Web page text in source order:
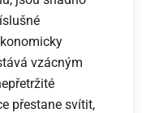
vzácným
přestane svítit,